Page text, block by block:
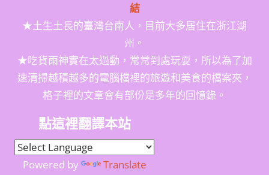
結
★土生土長的臺灣台南人，目前大多居住在浙江湖
州。
★吃貨雨神實在太過動，常常到處玩耍，所以為了加
速清掃越積越多的電腦檔裡的旅遊和美食的檔案夾，
格子裡的文章會有部份是多年的回憶錄。
點這裡翻譯本站
Powered by Translate